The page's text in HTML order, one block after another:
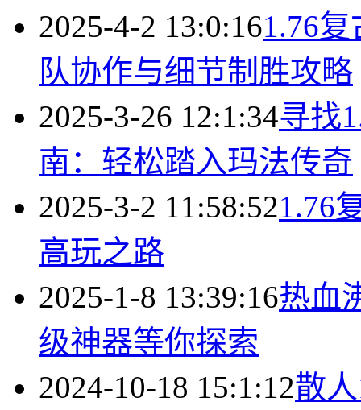
2025-4-2 13:0:161.76
队协作与细节制胜攻略
2025-3-26 12:1:34寻找
南：轻松踏入玛法传奇
2025-3-2 11:58:521.76
高玩之路
2025-1-8 13:39:16热血
级神器等你探索
2024-10-18 15:1:12散